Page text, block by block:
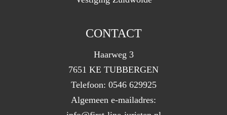
CONTACT
Haarweg 3
7651 KE TUBBERGEN
Telefoon: 0546 629925
Algemeen e-mailadres: